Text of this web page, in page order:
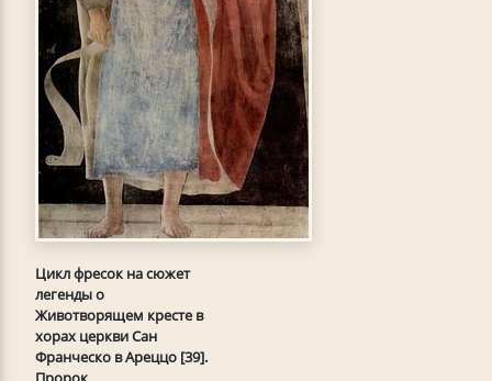
Цикл фресок на сюжет
легенды о
Животворящем кресте в
хорах церкви Сан
Франческо в Ареццо [39].